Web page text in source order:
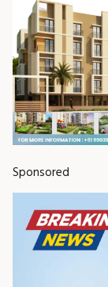
Sponsored